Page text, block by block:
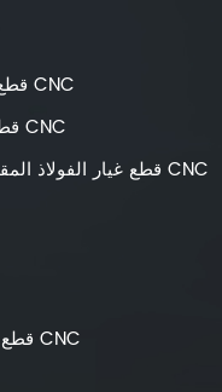
قطع ألومنيوم CNC
قطع نحاسية CNC
قطع غيار الفولاذ المقاوم للصدأ CNC
قطع بلاستيكية CNC